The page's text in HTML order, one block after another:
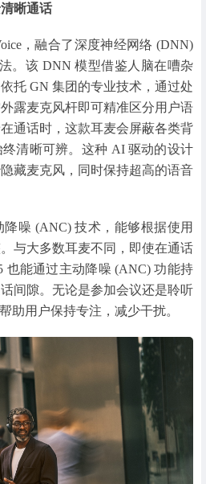
晰通话
，融合了深度神经网络 (DNN)
。该 DNN 模型借鉴人脑在嘈杂
托 GN 集团的专业技术，通过处
露麦克风杆即可精准区分用户语
通话时，这款耳麦会屏蔽各类背
清晰可辨。这种 AI 驱动的设计
藏麦克风，同时保持超高的语音
噪 (ANC) 技术，能够根据使用
与大多数耳麦不同，即使在通话
也能通过主动降噪 (ANC) 功能持
间隙。无论是参加会议还是聆听
助用户保持专注，减少干扰。